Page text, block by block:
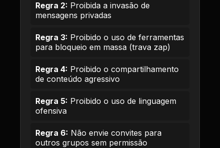
Regra 2: Proibida a invasão de
mensagens privadas
Regra 3: Proibido o uso de ferramentas
para bloqueio em massa (trava zap)
Regra 4: Proibido o compartilhamento
de conteúdo agressivo
Regra 5: Proibido o uso de linguagem
ofensiva
Regra 6: Não envie convites para
outros grupos sem permissão